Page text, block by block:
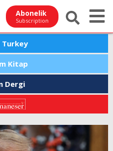
Abonelik
Subscription
Turkey
Kitap
Dergi